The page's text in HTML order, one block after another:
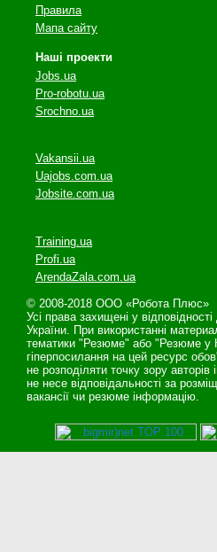
Правила
Мапа сайту
Наші проекти
Jobs.ua
Pro-robotu.ua
Srochno.ua
Vakansii.ua
Uajobs.com.ua
Jobsite.com.ua
Training.ua
Profi.ua
ArendaZala.com.ua
© 2008-2018 ООО «Робота Плюс»
Усі права захищені у
України. При використанні
тематики "Резюме" або "Резюме у
гіперпосилання на цей ресурс
не розподіляти точку зору авторів
не несе відповідальності за
вакансії чи резюме інформацію.